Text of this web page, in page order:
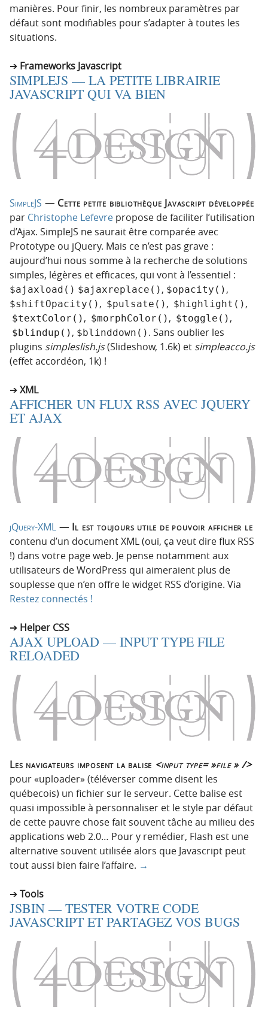
manières. Pour finir, les nombreux paramètres par
défaut sont modifiables pour s’adapter à toutes les
situations.
Frameworks Javascript
SIMPLEJS — LA PETITE LIBRAIRIE
JAVASCRIPT QUI VA BIEN
SimpleJS — Cette petite bibliothèque Javascript développée
par Christophe Lefevre propose de faciliter l’utilisation
d’Ajax. SimpleJS ne saurait être comparée avec
Prototype ou jQuery. Mais ce n’est pas grave :
aujourd’hui nous somme à la recherche de solutions
simples, légères et efficaces, qui vont à l’essentiel :
$ajaxload() $ajaxreplace() , $opacity() ,
$shiftOpacity() , $pulsate() , $highlight() ,
$textColor() , $morphColor() , $toggle() ,
$blindup() , $blinddown() . Sans oublier les
plugins simpleslish.js(Slideshow, 1.6k) et simpleacco.js
(effet accordéon, 1k) !
XML
AFFICHER UN FLUX RSS AVEC JQUERY
ET AJAX
jQuery-XML — Il est toujours utile de pouvoir afficher le
contenu d’un document XML (oui, ça veut dire flux RSS
!) dans votre page web. Je pense notamment aux
utilisateurs de WordPress qui aimeraient plus de
souplesse que n’en offre le widget RSS d’origine. Via
Restez connectés !
Helper CSS
AJAX UPLOAD — INPUT TYPE FILE
RELOADED
Les navigateurs imposent la balise <input type= »file » />
pour «uploader» (téléverser comme disent les
québecois) un fichier sur le serveur. Cette balise est
quasi impossible à personnaliser et le style par défaut
de cette pauvre chose fait souvent tâche au milieu des
applications web 2.0… Pour y remédier, Flash est une
alternative souvent utilisée alors que Javascript peut
tout aussi bien faire l’affaire. →
Tools
JSBIN — TESTER VOTRE CODE
JAVASCRIPT ET PARTAGEZ VOS BUGS